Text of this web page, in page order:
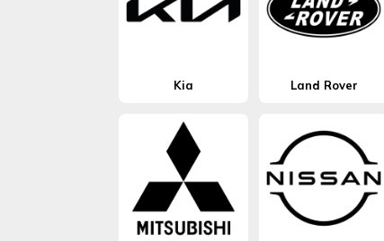
Kia Land Rover